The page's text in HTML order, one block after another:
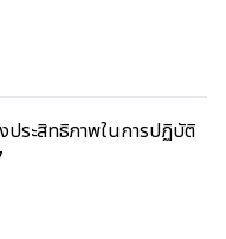
ประสิทธิภาพในการปฏิบัติ